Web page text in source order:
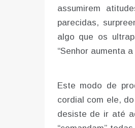
assumirem
parecidas,
algo que os
“Senhor aumenta
Este modo de
cordial com ele,
desiste de ir até